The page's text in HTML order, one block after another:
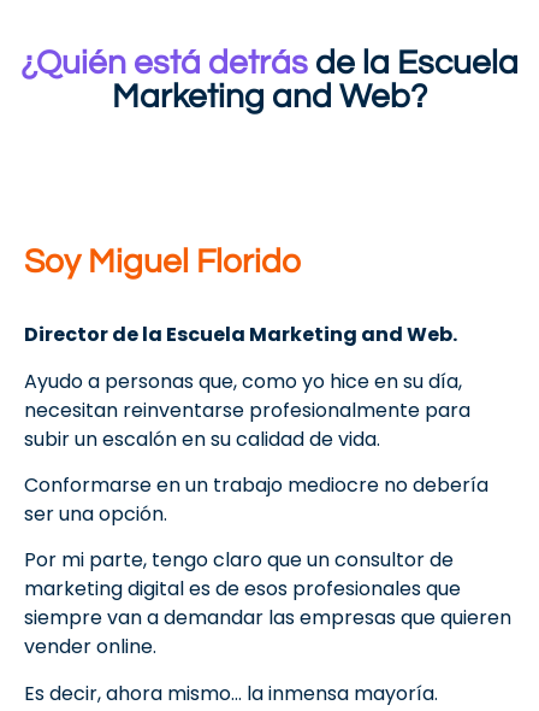
¿Quién está detrás de la Escuela
Marketing and Web?
Soy Miguel Florido
Director de la Escuela Marketing and Web.
Ayudo a personas que, como yo hice en su día,
necesitan reinventarse profesionalmente para
subir un escalón en su calidad de vida.
Conformarse en un trabajo mediocre no debería
ser una opción.
Por mi parte, tengo claro que un consultor de
marketing digital es de esos profesionales que
siempre van a demandar las empresas que quieren
vender online.
Es decir, ahora mismo… la inmensa mayoría.